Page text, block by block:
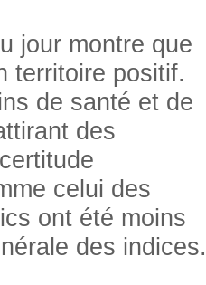
jour montre que
territoire positif.
de santé et de
des
celui des
ont été moins
des indices.